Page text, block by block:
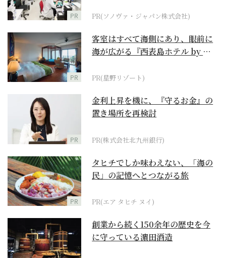
PR PR(ソノヴァ・ジャパン株式会社)
PR
客室はすべて海側にあり、眼前に
海が広がる『西表島ホテル by 星
PR(星野リゾート)
PR
金利上昇を機に、『守るお金』の
置き場所を再検討
PR(株式会社北九州銀行)
PR
タヒチでしか味わえない、「海の
民」の記憶へとつながる旅
PR(エア タヒチ ヌイ)
創業から続く150余年の歴史を今
に守っている濵田酒造